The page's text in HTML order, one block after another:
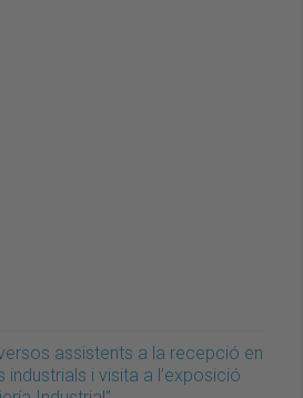
assistents a la recepció en
industrials i visita a l’exposició